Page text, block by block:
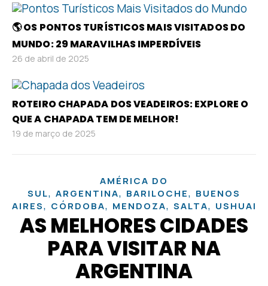
🌎 OS PONTOS TURÍSTICOS MAIS VISITADOS DO
MUNDO: 29 MARAVILHAS IMPERDÍVEIS
26 de abril de 2025
ROTEIRO CHAPADA DOS VEADEIROS: EXPLORE O
QUE A CHAPADA TEM DE MELHOR!
19 de março de 2025
AMÉRICA DO
SUL, ARGENTINA, BARILOCHE, BUENOS
AIRES, CÓRDOBA, MENDOZA, SALTA, USHUAIA
AS MELHORES CIDADES
PARA VISITAR NA
ARGENTINA